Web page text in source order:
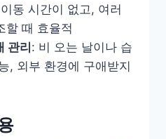
동 시간이 없고, 여러
할 때 효율적
관리: 비 오는 날이나 습
, 외부 환경에 구애받지